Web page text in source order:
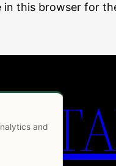
in this browser for
and